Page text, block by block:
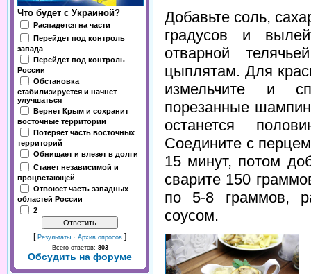
Что будет с Украиной?
Распадется на части
Перейдет под контроль
запада
Перейдет под контроль
России
Обстановка
стабилизируется и начнет
улучшаться
Вернет Крым и сохранит
восточные территории
Потеряет часть восточных
территорий
Обнищает и влезет в долги
Станет независимой и
процветающей
Отвоюет часть западных
областей России
2
[ Результаты · Архив опросов ]
Всего ответов: 803
Обсудить на форуме
Добавьте соль,
градусов и
отварной
цыплятам. Для
измельчите и
порезанные
останется
Соедините с
15 минут, потом
сварите 150
по 5-8 граммов,
соусом.